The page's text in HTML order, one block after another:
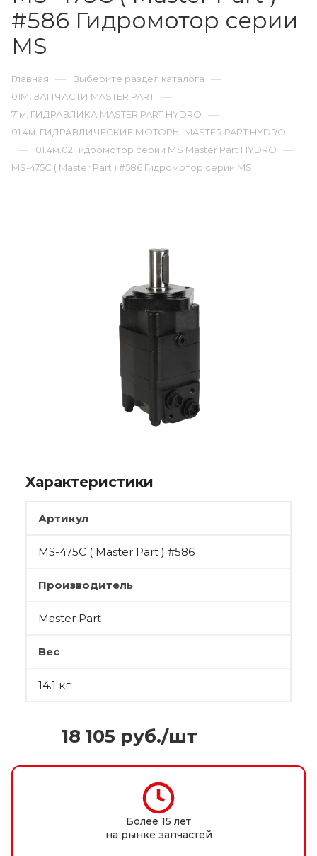
#586 Гидромотор серии
MS
Главная — Выберите раздел каталога —
01М. ЗАПЧАСТИ MASTER PART —
71м. ГИДРАВЛИКА MASTER PART HYDRO —
01.4м. ГИДРАВЛИЧЕСКИЕ МОТОРЫ MASTER PART HYDRO
— 01.4м.02 Гидромотор серии МS Master Part HYDRO —
MS-475C ( Master Part ) #586 Гидромотор серии MS
Характеристики
Артикул
MS-475C ( Master Part ) #586
Производитель
Master Part
Вес
14.1 кг
18 105 руб./шт
Более 15 лет
на рынке запчастей